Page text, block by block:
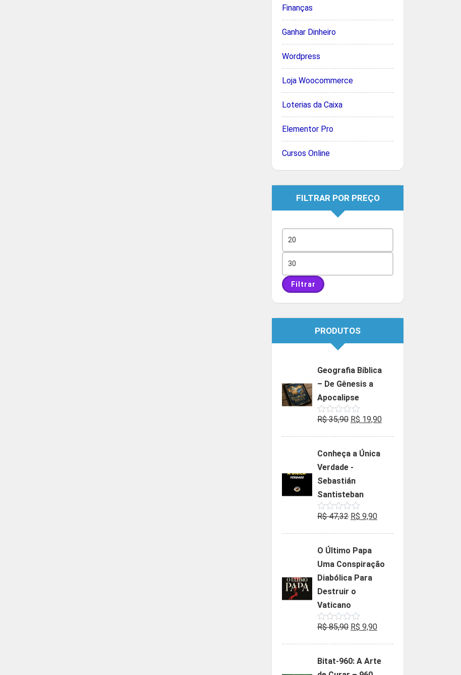
Finanças
Ganhar Dinheiro
Wordpress
Loja Woocommerce
Loterias da Caixa
Elementor Pro
Cursos Online
FILTRAR POR PREÇO
mínimo
máximo
Filtrar
PRODUTOS
Geografia Bíblica
– De Gênesis a
Apocalipse
Avaliação
de
R$35,90 O
era:
R$ 19,90O
Conheça a Única
Verdade -
Sebastián
Santisteban
Avaliação
de
R$47,32 O
era:
R$ 47,32.
R$ 9,90O
R$ 9,90.
O Último Papa
Uma Conspiração
Diabólica Para
Destruir o
Vaticano
Avaliação
de
R$85,90 O
era:
R$ 9,90O
é:
Bitat-960: A Arte